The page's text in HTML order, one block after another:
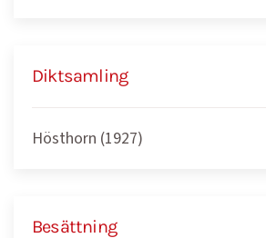
Diktsamling
Hösthorn (1927)
Besättning